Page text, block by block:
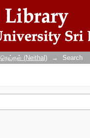
நெய்தல் (Neithal) → Search